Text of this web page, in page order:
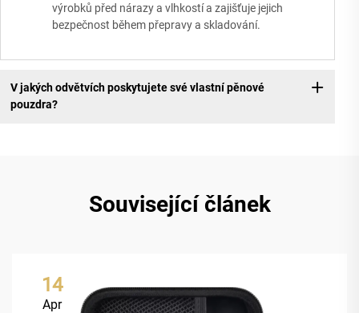
výrobků před nárazy a vlhkostí a zajišťuje jejich
bezpečnost během přepravy a skladování.
V jakých odvětvích poskytujete své vlastní pěnové
pouzdra?
Související článek
14
Apr